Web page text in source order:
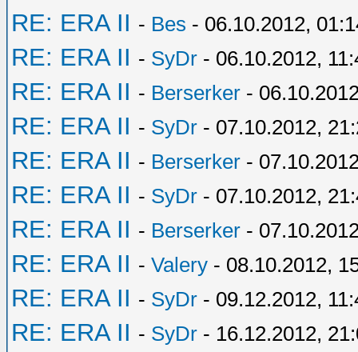
RE: ERA II - Bes - 06.10.2012,
RE: ERA II - SyDr - 06.10.2012,
RE: ERA II - Berserker -
RE: ERA II - SyDr - 07.10.2012,
RE: ERA II - Berserker -
RE: ERA II - SyDr - 07.10.2012,
RE: ERA II - Berserker -
RE: ERA II - Valery - 08.10.2012,
RE: ERA II - SyDr - 09.12.2012,
RE: ERA II - SyDr - 16.12.2012,